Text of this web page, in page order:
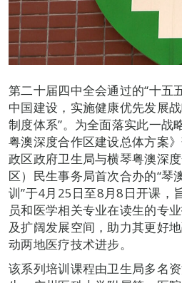
第二十届四中全会通过的“十五
中国建设，实施健康优先发展
制度体系”。为全面落实此一战
粤澳深度合作区建设总体方案
政区政府卫生局与横琴粤澳深
区）民生事务局首次合办的“琴
训”于4月25日至8月8日开课，
员和医学相关专业在读生的专
及扩阔发展空间，助力其更好
动两地医疗技术进步。
该系列培训课程由卫生局多名